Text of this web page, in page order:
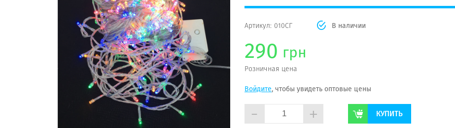
Артикул: 010СГ В наличии
290 грн
Розничная цена
Войдите, чтобы увидеть оптовые цены
- + КУПИТЬ